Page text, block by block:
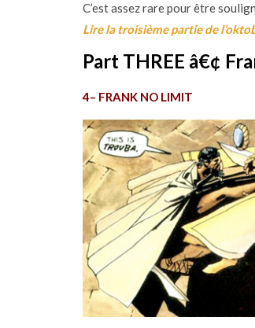
C’est assez rare pour être
Lire la troisième partie de
Part THREE â€¢
4– FRANK NO LIMIT